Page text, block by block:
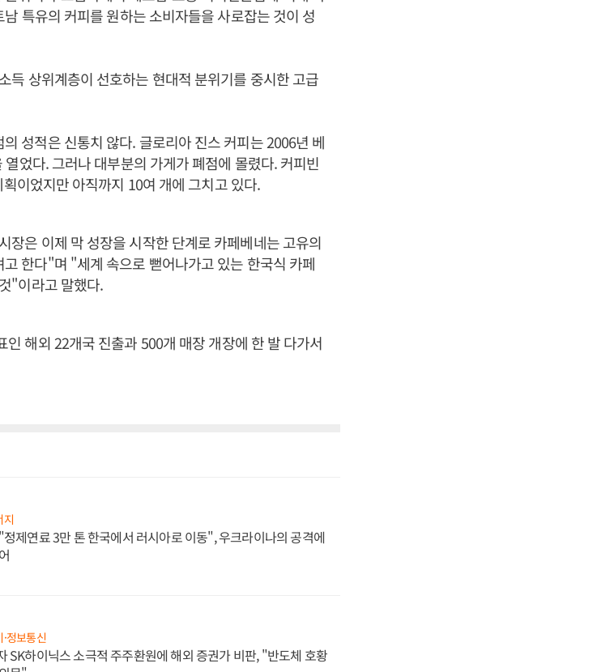
특유의 커피를 원하는 소비자들을 사로잡는 것이 성
득 상위계층이 선호하는 현대적 분위기를 중시한 고급
성적은 신통치 않다. 글로리아 진스 커피는 2006년 베
었다. 그러나 대부분의 가게가 폐점에 몰렸다. 커피빈
이었지만 아직까지 10여 개에 그치고 있다.
장은 이제 막 성장을 시작한 단계로 카페베네는 고유의
한다"며 "세계 속으로 뻗어나가고 있는 한국식 카페
"이라고 말했다.
해외 22개국 진출과 500개 매장 개장에 한 발 다가서
지
제연료 3만 톤 한국에서 러시아로 이동", 우크라이나의 공격에
·정보통신
SK하이닉스 소극적 주주환원에 해외 증권가 비판, "반도체 호황